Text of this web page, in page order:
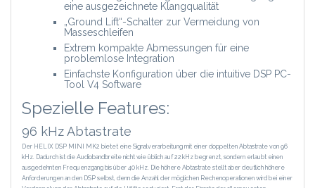
eine ausgezeichnete Klangqualität
„Ground Lift“-Schalter zur Vermeidung von
Masseschleifen
Extrem kompakte Abmessungen für eine
problemlose Integration
Einfachste Konfiguration über die intuitive DSP PC-
Tool V4 Software
Spezielle Features:
96 kHz Abtastrate
Der HELIX DSP MINI MK2 bietet eine Signalverarbeitung mit einer doppelten Abtastrate von 96
kHz. Dadurch ist die Audiobandbreite nicht wie üblich auf 22 kHz begrenzt, sondern erlaubt einen
ausgedehnten ­Frequenzgang bis über 40 kHz. Die höhere Abtastrate stellt aber deutlich höhere
Anforderungen an den DSP selbst, denn die Anzahl der möglichen Rechenoperationen wird bei einer